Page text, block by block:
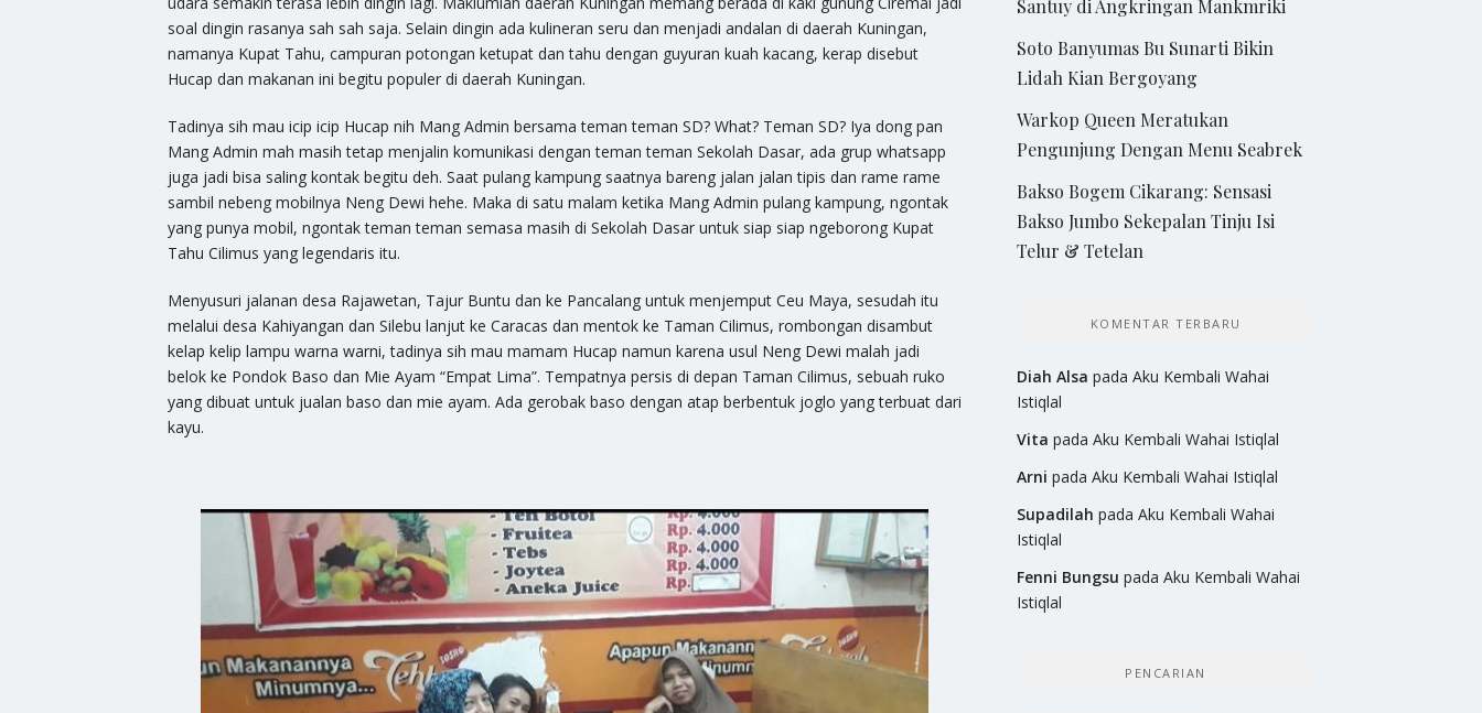
soal dingin rasanya sah sah saja. Selain dingin ada kulineran seru dan menjadi andalan di daerah Kuningan,
namanya Kupat Tahu, campuran potongan ketupat dan tahu dengan guyuran kuah kacang, kerap disebut
Hucap dan makanan ini begitu populer di daerah Kuningan.
Tadinya sih mau icip icip Hucap nih Mang Admin bersama teman teman SD? What? Teman SD? Iya dong pan
Mang Admin mah masih tetap menjalin komunikasi dengan teman teman Sekolah Dasar, ada grup whatsapp
juga jadi bisa saling kontak begitu deh. Saat pulang kampung saatnya bareng jalan jalan tipis dan rame rame
sambil nebeng mobilnya Neng Dewi hehe. Maka di satu malam ketika Mang Admin pulang kampung, ngontak
yang punya mobil, ngontak teman teman semasa masih di Sekolah Dasar untuk siap siap ngeborong Kupat
Tahu Cilimus yang legendaris itu.
Menyusuri jalanan desa Rajawetan, Tajur Buntu dan ke Pancalang untuk menjemput Ceu Maya, sesudah itu
melalui desa Kahiyangan dan Silebu lanjut ke Caracas dan mentok ke Taman Cilimus, rombongan disambut
kelap kelip lampu warna warni, tadinya sih mau mamam Hucap namun karena usul Neng Dewi malah jadi
belok ke Pondok Baso dan Mie Ayam “Empat Lima”. Tempatnya persis di depan Taman Cilimus, sebuah ruko
yang dibuat untuk jualan baso dan mie ayam. Ada gerobak baso dengan atap berbentuk joglo yang terbuat dari
kayu.
Santuy di Angkringan Mankmriki
Soto Banyumas Bu Sunarti Bikin
Lidah Kian Bergoyang
Warkop Queen Meratukan
Pengunjung Dengan Menu Seabrek
Bakso Bogem Cikarang: Sensasi
Bakso Jumbo Sekepalan Tinju Isi
Telur & Tetelan
KOMENTAR TERBARU
Diah Alsa pada Aku Kembali Wahai
Istiqlal
Vita pada Aku Kembali Wahai Istiqlal
Arni pada Aku Kembali Wahai Istiqlal
Supadilah pada Aku Kembali Wahai
Istiqlal
Fenni Bungsu pada Aku Kembali Wahai
Istiqlal
PENCARIAN